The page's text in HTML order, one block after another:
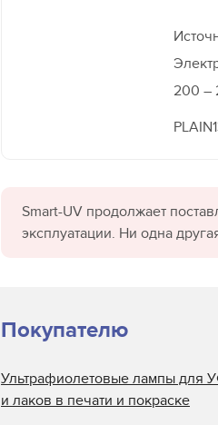
200 –
Smart-UV продолжает
эксплуатации. Ни одна
Покупателю
Ультрафиолетовые лампы для
и лаков в печати и покраске